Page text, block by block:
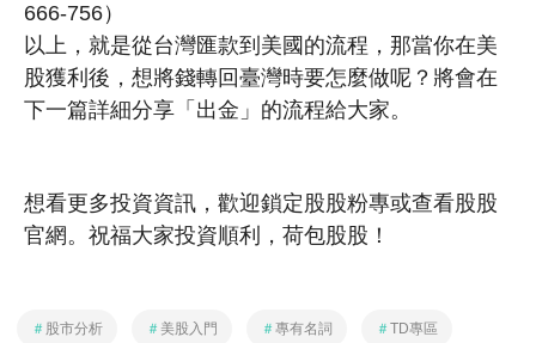
666-756）
以上，就是從台灣匯款到美國的流程，那當你在美
股獲利後，想將錢轉回臺灣時要怎麼做呢？將會在
下一篇詳細分享「出金」的流程給大家。
想看更多投資資訊，歡迎鎖定股股粉專或查看股股
官網。祝福大家投資順利，荷包股股！
＃ 股市分析 ＃ 美股入門 ＃專有名詞 ＃TD專區